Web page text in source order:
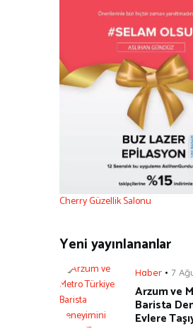
Cherry Güzellik Salonu
Yeni yayınlananlar
Haber 7
Arzum ve
Barista
Evlere